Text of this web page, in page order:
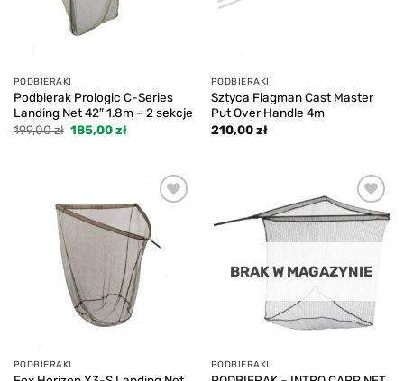
PODBIERAKI
Podbierak Prologic C-Series
Landing Net 42″ 1.8m – 2 sekcje
199,00zł Pierwotna
cena
185,00złAktualna
PODBIERAKI
Sztyca Flagman Cast Master
Put Over Handle 4m
210,00zł
Add to
wishlist
PODBIERAKI
Add to
wishlist
BRAK W MAGAZYNIE
PODBIERAKI